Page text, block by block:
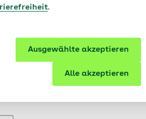
.
Ausgewählte akzeptieren
Alle akzeptieren